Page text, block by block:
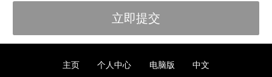
主页 个人中心 电脑版 中文